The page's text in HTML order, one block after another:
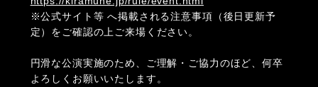
※公式サイト等 へ掲載される注意事項（後日更新予
定）をご確認の上ご来場ください。
円滑な公演実施のため、ご理解・ご協力のほど、何卒
よろしくお願いいたします。